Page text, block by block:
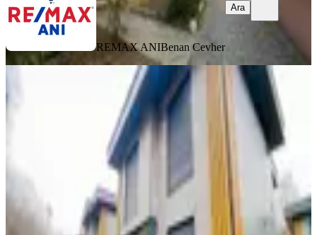
REMAX ANIBenan Cevher
Ara
Şile Çayırbaşı Lanse Koruparkta
Kiralık Villa
Şile, Çayırbaşı Mahallesi
·150 m²